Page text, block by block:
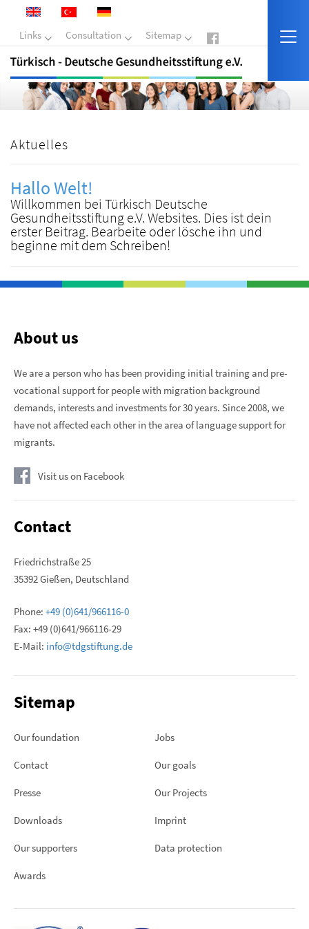
Links Consultation Sitemap
Aktuelles
Hallo Welt!
Willkommen bei Türkisch Deutsche
Gesundheitsstiftung e.V. Websites. Dies ist dein
erster Beitrag. Bearbeite oder lösche ihn und
beginne mit dem Schreiben!
About us
We are a person who has been providing initial training and pre-
vocational support for people with migration background
demands, interests and investments for 30 years. Since 2008, we
have not affected each other in the area of ​​language support for
migrants.
Visit us on Facebook
Contact
Friedrichstraße 25
35392 Gießen, Deutschland
Phone: +49 (0)641/966116-0
Fax: +49 (0)641/966116-29
E-Mail: info@tdgstiftung.de
Sitemap
Our foundation Jobs
Contact Our goals
Presse Our Projects
Downloads Imprint
Our supporters Data protection
Awards